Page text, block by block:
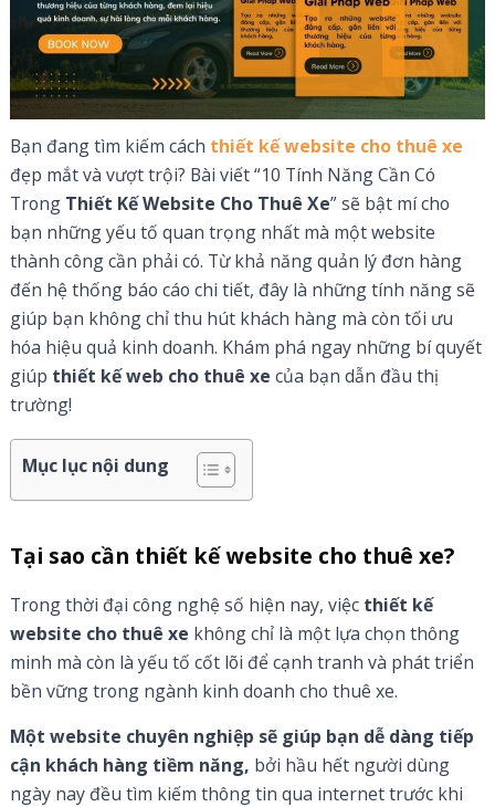
Bạn đang tìm kiếm cách thiết kế website cho thuê xe
đẹp mắt và vượt trội? Bài viết “10 Tính Năng Cần Có
Trong Thiết Kế Website Cho Thuê Xe” sẽ bật mí cho
bạn những yếu tố quan trọng nhất mà một website
thành công cần phải có. Từ khả năng quản lý đơn hàng
đến hệ thống báo cáo chi tiết, đây là những tính năng sẽ
giúp bạn không chỉ thu hút khách hàng mà còn tối ưu
hóa hiệu quả kinh doanh. Khám phá ngay những bí quyết
giúp thiết kế web cho thuê xe của bạn dẫn đầu thị
trường!
Mục lục nội dung
Tại sao cần thiết kế website cho thuê xe?
Trong thời đại công nghệ số hiện nay, việc thiết kế
website cho thuê xe không chỉ là một lựa chọn thông
minh mà còn là yếu tố cốt lõi để cạnh tranh và phát triển
bền vững trong ngành kinh doanh cho thuê xe.
Một website chuyên nghiệp sẽ giúp bạn dễ dàng tiếp
cận khách hàng tiềm năng, bởi hầu hết người dùng
ngày nay đều tìm kiếm thông tin qua internet trước khi